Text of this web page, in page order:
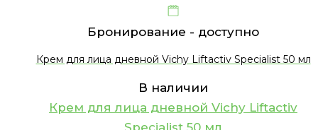
Бронирование - доступно
Крем для лица дневной Vichy Liftactiv Specialist 50 мл
В наличии
Крем для лица дневной Vichy Liftactiv
Specialist 50 мл